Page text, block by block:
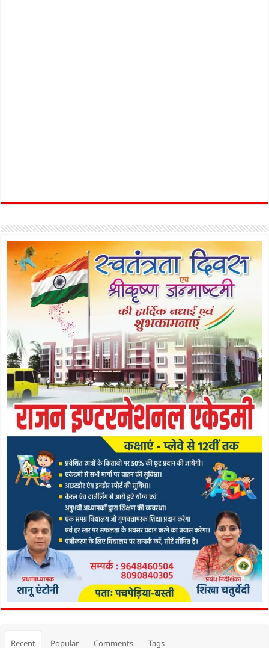
Recent Popular Comments Tags